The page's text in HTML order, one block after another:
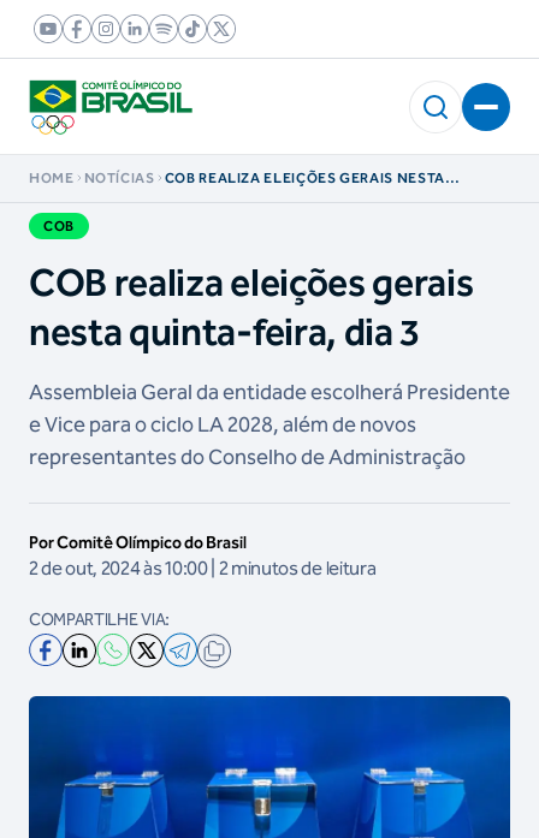
HOME NOTÍCIAS
COB REALIZA ELEIÇÕES GERAIS NESTA
COB
COB realiza eleições gerais
nesta quinta-feira, dia 3
Assembleia Geral da entidade escolherá Presidente
e Vice para o ciclo LA 2028, além de novos
representantes do Conselho de Administração
Por Comitê Olímpico do Brasil
2 de out, 2024 às 10:00 | 2 minutos de leitura
COMPARTILHE VIA: